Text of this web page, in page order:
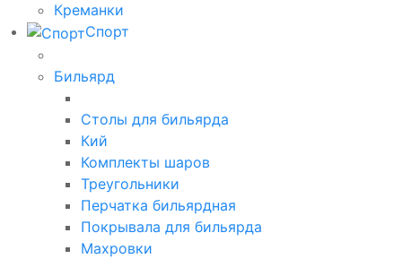
Креманки
Спорт
Бильярд
Столы для бильярда
Кий
Комплекты шаров
Треугольники
Перчатка бильярдная
Покрывала для бильярда
Махровки